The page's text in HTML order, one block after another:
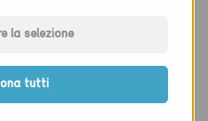
la selezione
tutti